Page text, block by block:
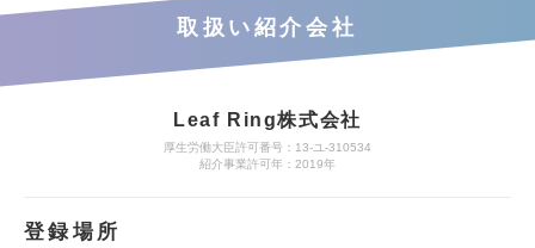
取扱い紹介会社
Leaf Ring株式会社
厚生労働大臣許可番号：13-ユ-310534
紹介事業許可年：2019年
登録場所